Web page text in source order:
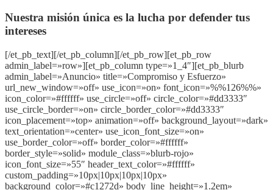
Nuestra misión única es la lucha por defender tus
intereses
[/et_pb_text][/et_pb_column][/et_pb_row][et_pb_row
admin_label=»row»][et_pb_column type=»1_4″][et_pb_blurb
admin_label=»Anuncio» title=»Compromiso y Esfuerzo»
url_new_window=»off» use_icon=»on» font_icon=»%%126%%»
icon_color=»#ffffff» use_circle=»off» circle_color=»#dd3333″
use_circle_border=»on» circle_border_color=»#dd3333″
icon_placement=»top» animation=»off» background_layout=»dark»
text_orientation=»center» use_icon_font_size=»on»
use_border_color=»off» border_color=»#ffffff»
border_style=»solid» module_class=»blurb-rojo»
icon_font_size=»55″ header_text_color=»#ffffff»
custom_padding=»10px|10px|10px|10px»
background_color=»#c1272d» body_line_height=»1.2em»